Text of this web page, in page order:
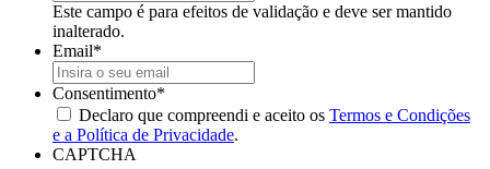
Este campo é para efeitos de validação e deve ser mantido
inalterado.
Email*
Consentimento*
Declaro que compreendi e aceito os Termos e Condições
e a Política de Privacidade.
CAPTCHA